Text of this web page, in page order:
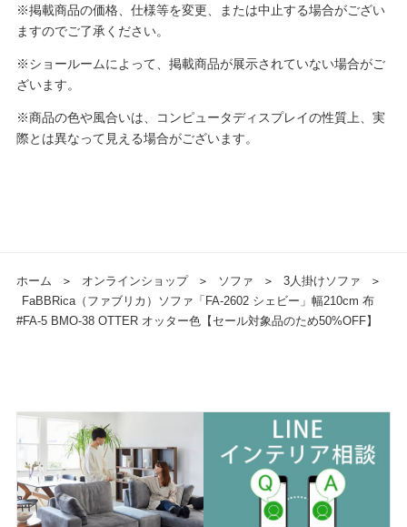
※掲載商品の価格、仕様等を変更、または中止する場合がござい
ますのでご了承ください。
※ショールームによって、掲載商品が展示されていない場合がご
ざいます。
※商品の色や風合いは、コンピュータディスプレイの性質上、実
際とは異なって見える場合がございます。
ホーム ＞ オンラインショップ ＞ ソファ ＞ 3人掛けソファ
＞
FaBBRica（ファブリカ）ソファ「FA-2602 シェビー」幅210cm 布
#FA-5 BMO-38 OTTER オッター色【セール対象品のため50%OFF】